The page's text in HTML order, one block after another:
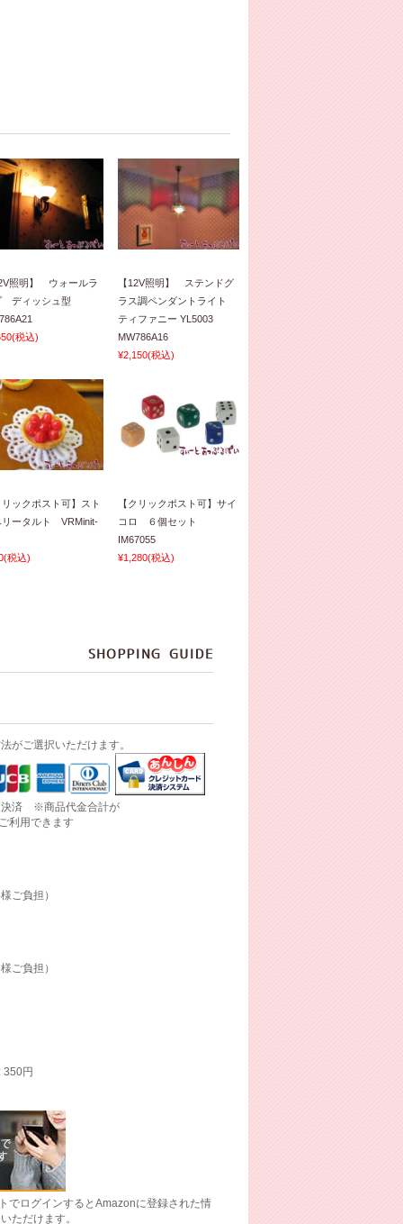
照明】 ウォールラ
ディッシュ型
(税込)
【12V照明】 ステンドグ
ラス調ペンダントライト
ティファニー YL5003
MW786A16
¥2,150(税込)
ックポスト可】スト
リータルト VRMinit-
(税込)
【クリックポスト可】サイ
コロ ６個セット
IM67055
¥1,280(税込)
がご選択いただけます。
決済 ※商品代金合計が
利用できます
ご負担）
ご負担）
350円
でログインするとAmazonに登録された情
ただけます。